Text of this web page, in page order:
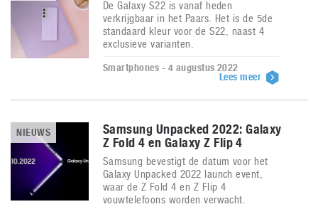
De Galaxy S22 is vanaf heden
verkrijgbaar in het Paars. Het is de 5de
standaard kleur voor de S22, naast 4
exclusieve varianten.
Smartphones - 4 augustus 2022
Lees meer
NIEUWS
Samsung Unpacked 2022: Galaxy
Z Fold 4 en Galaxy Z Flip 4
Samsung bevestigt de datum voor het
Galaxy Unpacked 2022 launch event,
waar de Z Fold 4 en Z Flip 4
vouwtelefoons worden verwacht.